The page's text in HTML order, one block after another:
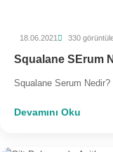
18.06.2021 330
Squalane SErum
Squalane Serum
Devamını Oku